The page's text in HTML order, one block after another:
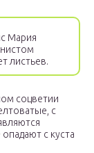
Мария
листьев.
соцветии
с
с куста